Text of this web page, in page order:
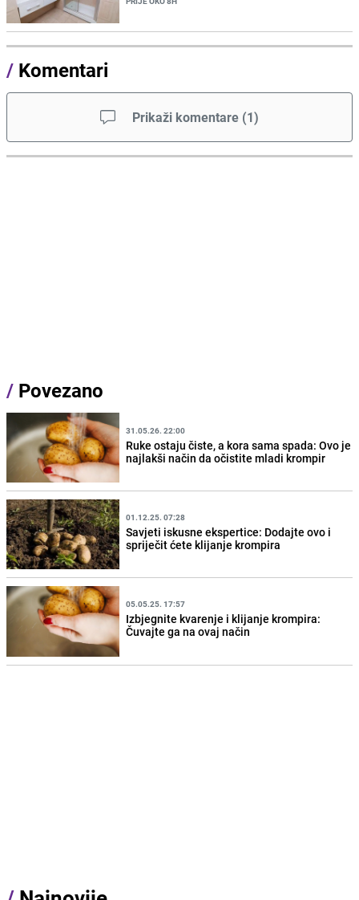
/ Komentari
Prikaži komentare (1)
/ Povezano
31.05.26. 22:00
Ruke ostaju čiste, a kora sama spada: Ovo je
najlakši način da očistite mladi krompir
01.12.25. 07:28
Savjeti iskusne ekspertice: Dodajte ovo i
spriječit ćete klijanje krompira
05.05.25. 17:57
Izbjegnite kvarenje i klijanje krompira:
Čuvajte ga na ovaj način